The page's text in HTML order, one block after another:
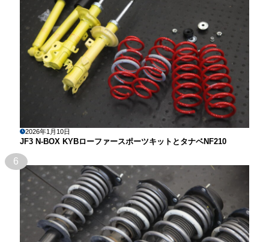
2026年1月10日
JF3 N-BOX KYBローファースポーツキットとタナベNF210
6